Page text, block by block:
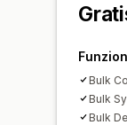
Bulk
Bulk
Bulk